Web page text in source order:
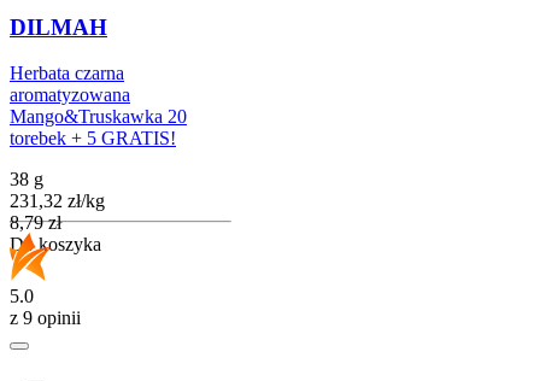
DILMAH
Herbata czarna
aromatyzowana
Mango&Truskawka 20
torebek + 5 GRATIS!
38 g
231,32 zł/kg
Cena
8,79 zł
Do koszyka
5.0
z 9 opinii